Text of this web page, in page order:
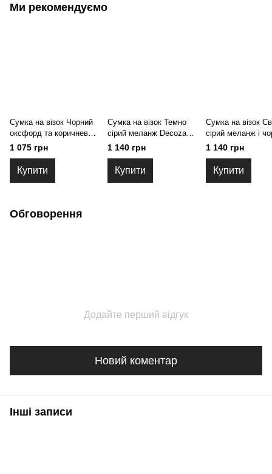
Ми рекомендуємо
Сумка на візок Чорний
оксфорд та коричнева
екошкіра Decoza Moms
(S-O072-K028-E)
1 075 грн
Купити
Сумка на візок Темно
сірий меланж Decoza
Moms (S-OP100-R)
1 140 грн
Купити
Сумка на візок
сірий меланж і
оксфорд Decoza
(S-OP101-O072-E)
1 140 грн
Купити
Обговорення
Додайте перший відгук
Новий коментар
Інші записи